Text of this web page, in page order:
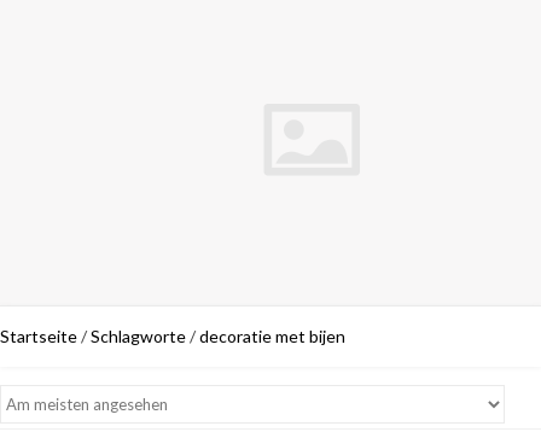
Startseite/Schlagworte/decoratie met bijen